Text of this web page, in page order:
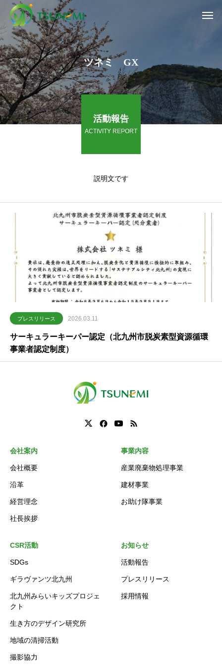
ツネミ GX
活動報告
ACTIVITY REPORT
説明文です
プレスリリース 2026.03.11
サーキュラーキーパー認定（北九州市脱炭素型資源循環
事業者認定制度）
会社案内
会社概要
沿革
経営理念
社長挨拶
事業内容
産業廃棄物処理事業
建材事業
お助け隊事業
CSR活動
SDGs
ギラヴァンツ北九州
北九州みらいキッズプロジェ
クト
生き方のデザイン研究所
地域の清掃活動
撮影協力
お知らせ
活動報告
プレスリリース
採用情報